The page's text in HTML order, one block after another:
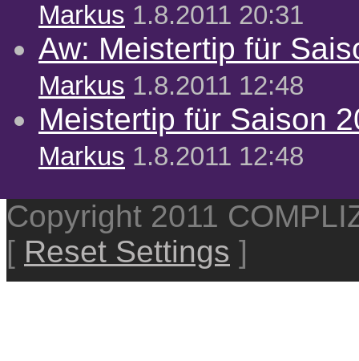
Markus 1.8.2011 20:31
Aw: Meistertip für
Markus 1.8.2011 12:48
Meistertip für Saison
Markus 1.8.2011 12:48
Copyright 2011
[ Reset Settings ]